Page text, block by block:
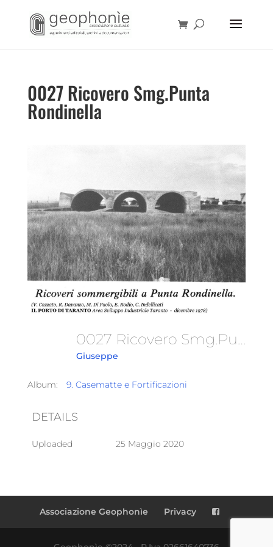
0027 Ricovero Smg.Punta
Rondinella
0027 Ricovero Smg.Punta Rondinella
Giuseppe
Album: 9. Casematte e Fortificazioni
DETAILS
Uploaded 25 Maggio 2020
Associazione Geophonìe Privacy